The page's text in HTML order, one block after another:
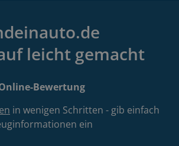
leicht gemacht
Bewertung
in wenigen Schritten - gib einfach
ein